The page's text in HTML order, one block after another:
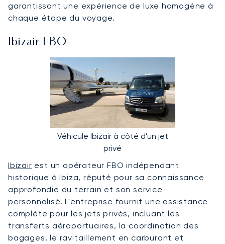
garantissant une expérience de luxe homogène à
chaque étape du voyage.
Ibizair FBO
Véhicule Ibizair à côté d'un jet
privé
Ibizair est un opérateur FBO indépendant
historique à Ibiza, réputé pour sa connaissance
approfondie du terrain et son service
personnalisé. L'entreprise fournit une assistance
complète pour les jets privés, incluant les
transferts aéroportuaires, la coordination des
bagages, le ravitaillement en carburant et